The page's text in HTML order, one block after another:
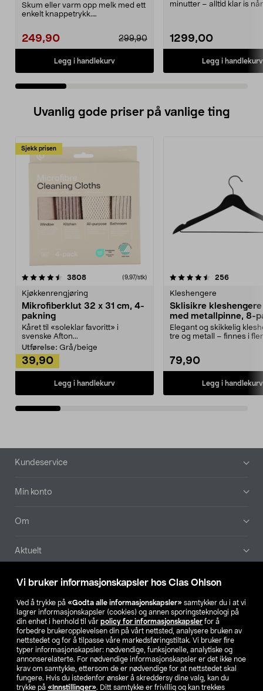
Vi bruker informasjonskapsler hos Clas Ohlson
Ved å trykke på «Godta alle informasjonskapsler» samtykker du i at vi
lagrer informasjonskapsler (cookies) og annen sporingsteknologi på
din enhet i henhold til vår policy for informasjonskapsler for å
forbedre brukeropplevelsen din på vårt nettsted, analysere bruken av
nettstedet og for å tilpasse våre markedsføringstiltak. Vi bruker fire
typer informasjonskapsler: nødvendige, funksjonelle, analytiske og
annonserelaterte. For nødvendige informasjonskapsler er det ikke noe
krav om samtykke, ettersom de er nødvendige for at nettstedet skal
fungere. Hvis du istedenfor ønsker å skreddersy dine valg, kan du
trykke på «Innstillinger». Ditt samtykke er frivillig og kan trekkes
Skum eller varm opp melk med ett
enkelt knappetrykk.
249,90 299,90
Legg i handlekurv
minutter – alltid klar is
1299,00
Legg i handlekurv
Uvanlig gode priser på vanlige ting
Sjekk prisen
3808anmeldelser(9,97/stk)
Kjøkkenrengjøring
Mikrofiberklut 32 x 31 cm, 4-
pakning
Kåret til «soleklar favoritt» i
svenske Afton...
Utførelse: Grå/beige
39,90
Legg i handlekurv
4.5av 5 stjerner 256
Kleshengere
Sklisikre
med metallpinne, 8-
Elegant og skikkelig
tre og metall – finnes i
79,90
Legg i handlekurv
4.5av 5 stjerner
Bunntekst
Kundeservice
Min konto
Om
Aktuelt
Våre selskaper
Finn din butikk
SE NO FI